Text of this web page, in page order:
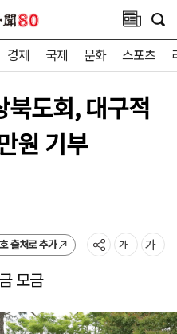
경제 국제 문화 스포츠
도회, 대구적
원 기부
출처로 추가
모금